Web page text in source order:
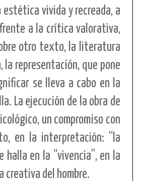
vivida y recreada, a
a la crítica valorativa,
otro texto, la literatura
representación, que pone
se lleva a cabo en la
La ejecución de la obra de
un compromiso con
en la interpretación: “la
en la “vivencia”, en la
creativa del hombre.